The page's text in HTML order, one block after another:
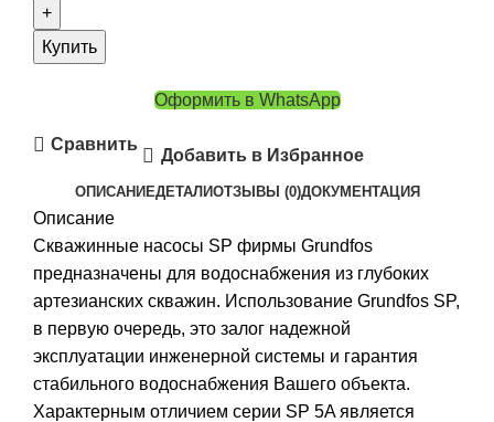
Купить
Оформить в WhatsApp
Сравнить
Добавить в Избранное
ОПИСАНИЕДЕТАЛИОТЗЫВЫ (0)ДОКУМЕНТАЦИЯ
Описание
Скважинные насосы SP фирмы Grundfos
предназначены для водоснабжения из глубоких
артезианских скважин. Использование Grundfos SP,
в первую очередь, это залог надежной
эксплуатации инженерной системы и гарантия
стабильного водоснабжения Вашего объекта.
Характерным отличием серии SP 5A является